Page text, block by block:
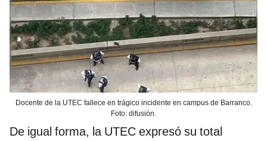
Docente de la UTEC fallece en trágico incidente en campus de Barranco.
Foto: difusión.
De igual forma, la UTEC expresó su total